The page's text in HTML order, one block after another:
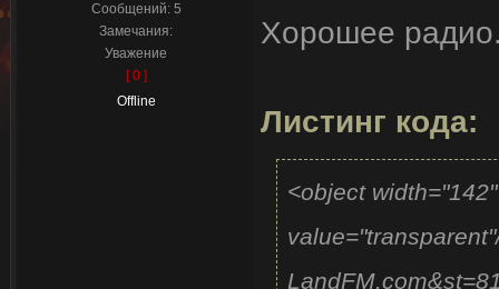
Сообщений: 5
Замечания:
Уважение
[ 0 ]
Offline
Хорошее
Листинг кода:
<object